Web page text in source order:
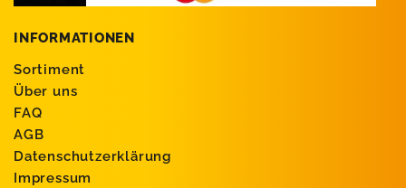
INFORMATIONEN
Sortiment
Über uns
FAQ
AGB
Datenschutzerklärung
Impressum